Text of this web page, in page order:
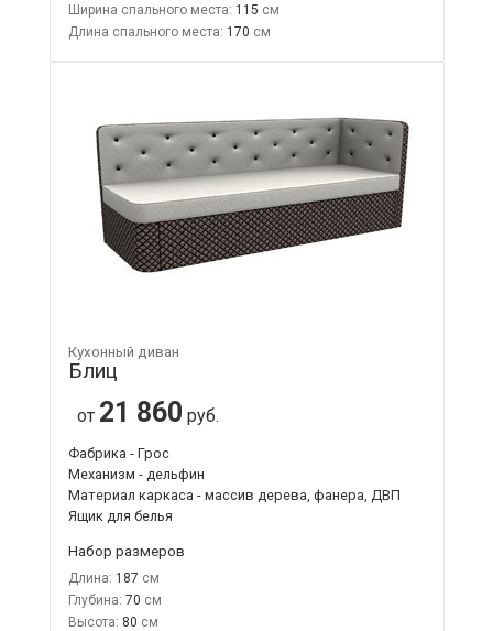
Ширина спального места: 115
Длина спального места: 170
Кухонный диван
Блиц
от 21 860 руб.
Фабрика - Грос
Механизм - дельфин
Материал каркаса - массив дерева, фанера, ДВП
Ящик для белья
Набор размеров
Длина: 187
Глубина: 70
Высота: 80